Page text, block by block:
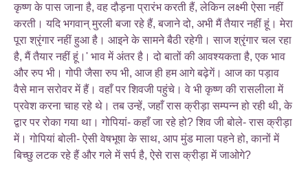
कृष्ण के पास जाना है, वह दौड़ना प्रारंभ करती हैं, लेकिन लक्ष्मी ऐसा नहीं
करती। यदि भगवान् मुरली बजा रहे हैं, बजाने दो, अभी मैं तैयार नहीं हूं। मेरा
पूरा श्रृंगार नहीं हुआ है। आइने के सामने बैठी रहेगी। साज श्रृंगार चल रहा
है, मैं तैयार नहीं हूं।' भाव में अंतर है। दो बातों की आवश्यकता है, एक भाव
और रुप भी। गोपी जैसा रुप भी, आज ही हम आगे बढ़ेगें। आज का पड़ाव
वैसे मान सरोवर में हैं। वहाँ पर शिवजी पहुंचे। वे भी कृष्ण की रासलीला में
प्रवेश करना चाह रहे थे। तब उन्हें, जहाँ रास क्रीड़ा सम्पन्न हो रही थी, के
द्वार पर रोका गया था। गोपियां- कहाँ जा रहे हो? शिव जी बोले- रास क्रीड़ा
में। गोपियां बोली- ऐसी वेषभूषा के साथ, आप मुंड माला पहने हो, कानों में
बिच्छु लटक रहे हैं और गले में सर्प है, ऐसे रास क्रीड़ा में जाओगे?